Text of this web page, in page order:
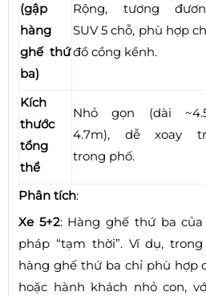
(gập
hàng
ghế thứ
ba)
Rộng, tương
SUV 5 chỗ, phù hợp
đồ cồng kềnh.
Kích
thước
tổng
thể
Nhỏ gọn (dài
4.7m), dễ xoay
trong phố.
Phân tích:
Xe 5+2: Hàng ghế thứ ba
pháp “tạm thời”. Ví dụ, trong
hàng ghế thứ ba chỉ phù hợp
hoặc hành khách nhỏ con,